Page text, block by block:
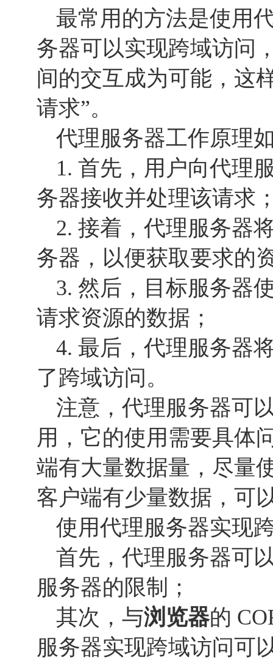
最常用的方法是使用
务器可以实现跨域访问
间的交互成为可能，这
请求”。
代理服务器工作原理
1. 首先，用户向代理
务器接收并处理该请求
2. 接着，代理服务器
务器，以便获取要求的
3. 然后，目标服务器
请求资源的数据；
4. 最后，代理服务器
了跨域访问。
注意，代理服务器可
用，它的使用需要具体
端有大量数据量，尽量
客户端有少量数据，可
使用代理服务器实现
首先，代理服务器可
服务器的限制；
其次，与浏览器的
服务器实现跨域访问可